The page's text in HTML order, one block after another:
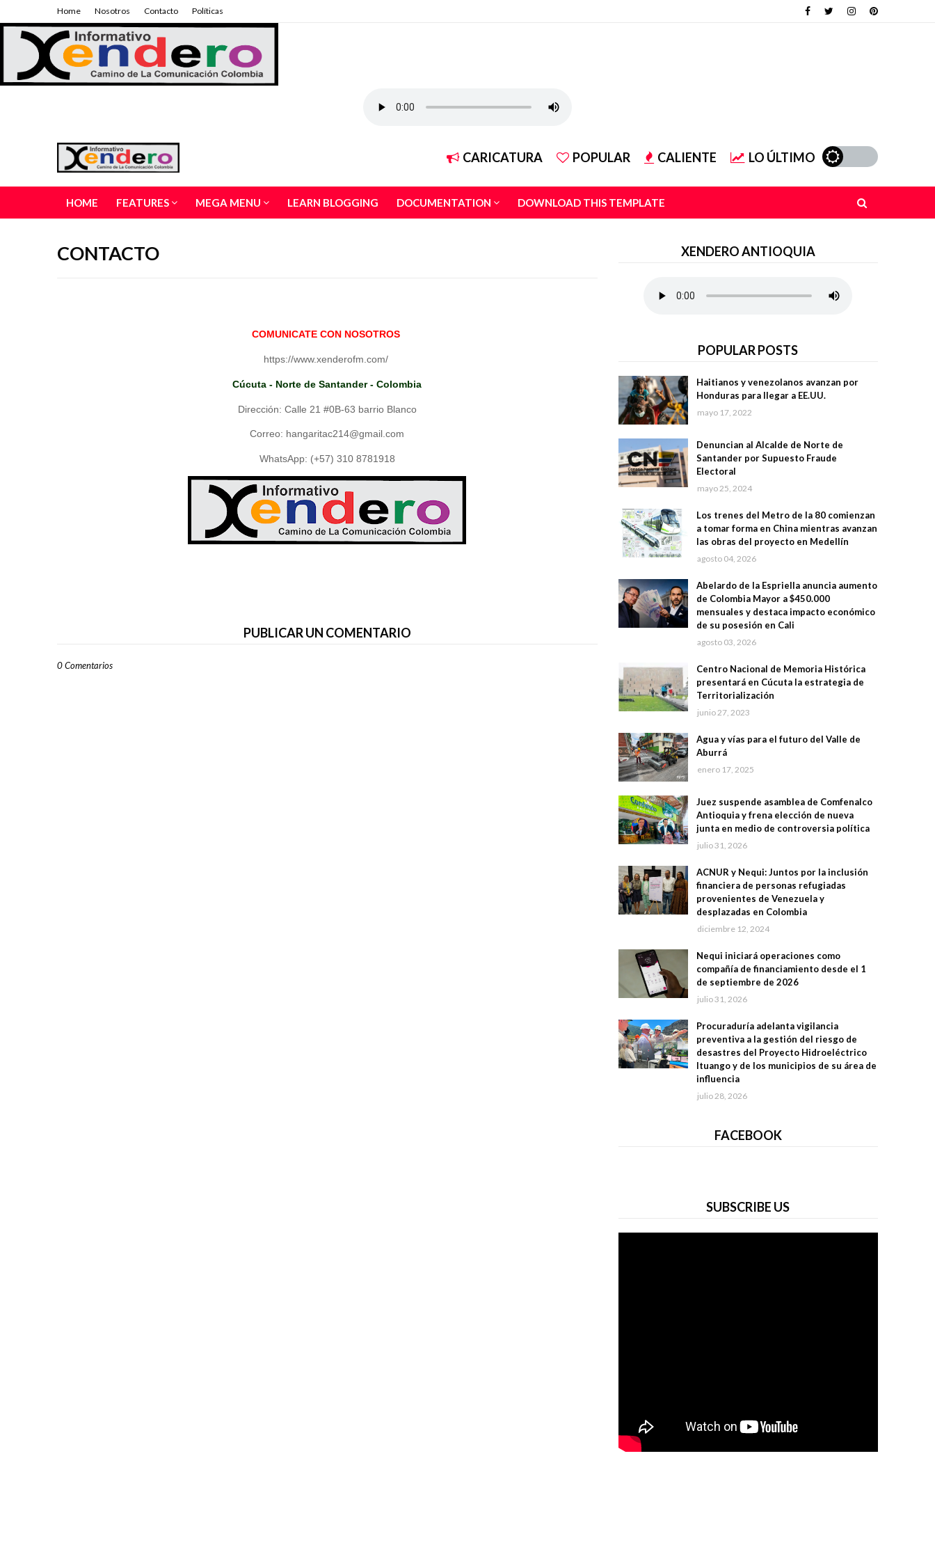
Home Nosotros Contacto Políticas
CARICATURA POPULAR CALIENTE LO ÚLTIMO
HOME FEATURES MEGA MENU LEARN BLOGGING DOCUMENTATION DOWNLOAD THIS TEMPLATE
CONTACTO
COMUNICATE CON NOSOTROS
https://www.xenderofm.com/
Cúcuta - Norte de Santander - Colombia
Dirección: Calle 21 #0B-63 barrio Blanco
Correo: hangaritac214@gmail.com
WhatsApp: (+57) 310 8781918
PUBLICAR UN COMENTARIO
0 Comentarios
XENDERO ANTIOQUIA
POPULAR POSTS
Haitianos y venezolanos avanzan por
Honduras para llegar a EE.UU.
mayo 17, 2022
Denuncian al Alcalde de Norte de
Santander por Supuesto Fraude
Electoral
mayo 25, 2024
Los trenes del Metro de la 80 comienzan
a tomar forma en China mientras avanzan
las obras del proyecto en Medellín
agosto 04, 2026
Abelardo de la Espriella anuncia aumento
de Colombia Mayor a $450.000
mensuales y destaca impacto económico
de su posesión en Cali
agosto 03, 2026
Centro Nacional de Memoria Histórica
presentará en Cúcuta la estrategia de
Territorialización
junio 27, 2023
Agua y vías para el futuro del Valle de
Aburrá
enero 17, 2025
Juez suspende asamblea de Comfenalco
Antioquia y frena elección de nueva
junta en medio de controversia política
julio 31, 2026
ACNUR y Nequi: Juntos por la inclusión
financiera de personas refugiadas
provenientes de Venezuela y
desplazadas en Colombia
diciembre 12, 2024
Nequi iniciará operaciones como
compañía de financiamiento desde el 1
de septiembre de 2026
julio 31, 2026
Procuraduría adelanta vigilancia
preventiva a la gestión del riesgo de
desastres del Proyecto Hidroeléctrico
Ituango y de los municipios de su área de
influencia
julio 28, 2026
FACEBOOK
SUBSCRIBE US